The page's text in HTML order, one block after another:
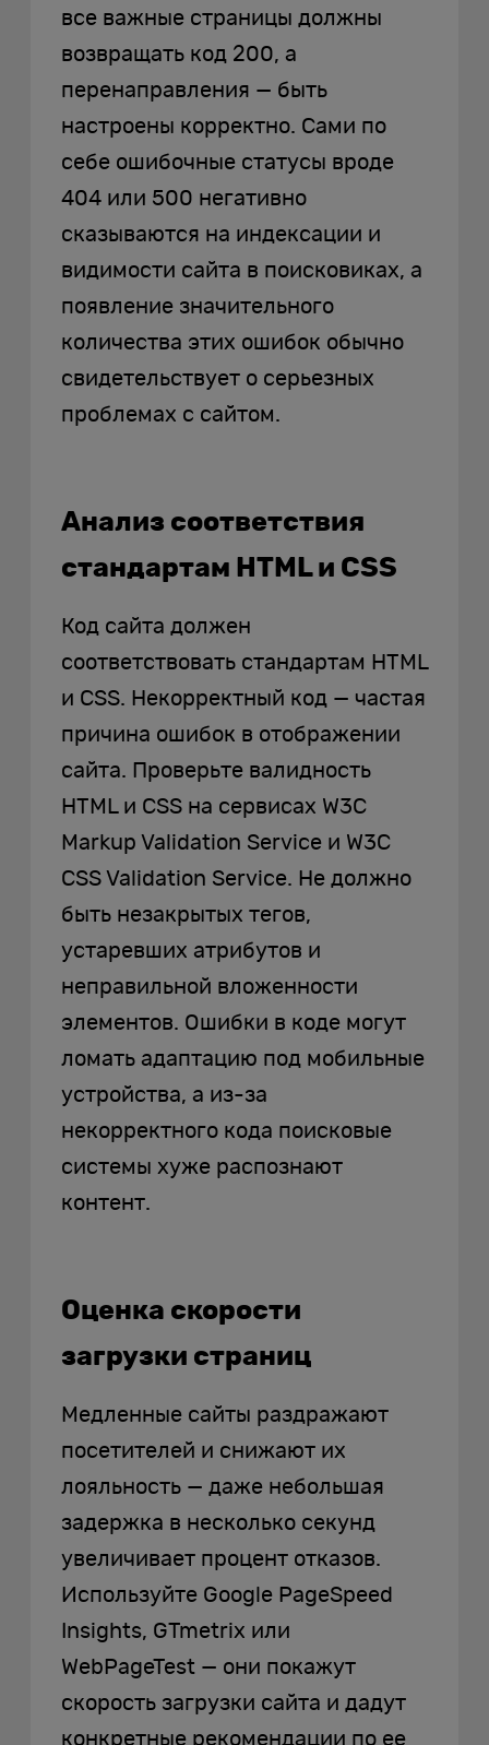
все важные страницы должны
возвращать код 200, а
перенаправления — быть
настроены корректно. Сами по
себе ошибочные статусы вроде
404 или 500 негативно
сказываются на индексации и
видимости сайта в поисковиках, а
появление значительного
количества этих ошибок обычно
свидетельствует о серьезных
проблемах с сайтом.
Анализ соответствия
стандартам HTML и CSS
Код сайта должен
соответствовать стандартам HTML
и CSS. Некорректный код — частая
причина ошибок в отображении
сайта. Проверьте валидность
HTML и CSS на сервисах W3C
Markup Validation Service и W3C
CSS Validation Service. Не должно
быть незакрытых тегов,
устаревших атрибутов и
неправильной вложенности
элементов. Ошибки в коде могут
ломать адаптацию под мобильные
устройства, а из-за
некорректного кода поисковые
системы хуже распознают
контент.
Оценка скорости
загрузки страниц
Медленные сайты раздражают
посетителей и снижают их
лояльность — даже небольшая
задержка в несколько секунд
увеличивает процент отказов.
Используйте Google PageSpeed
Insights, GTmetrix или
WebPageTest — они покажут
скорость загрузки сайта и дадут
конкретные рекомендации по ее